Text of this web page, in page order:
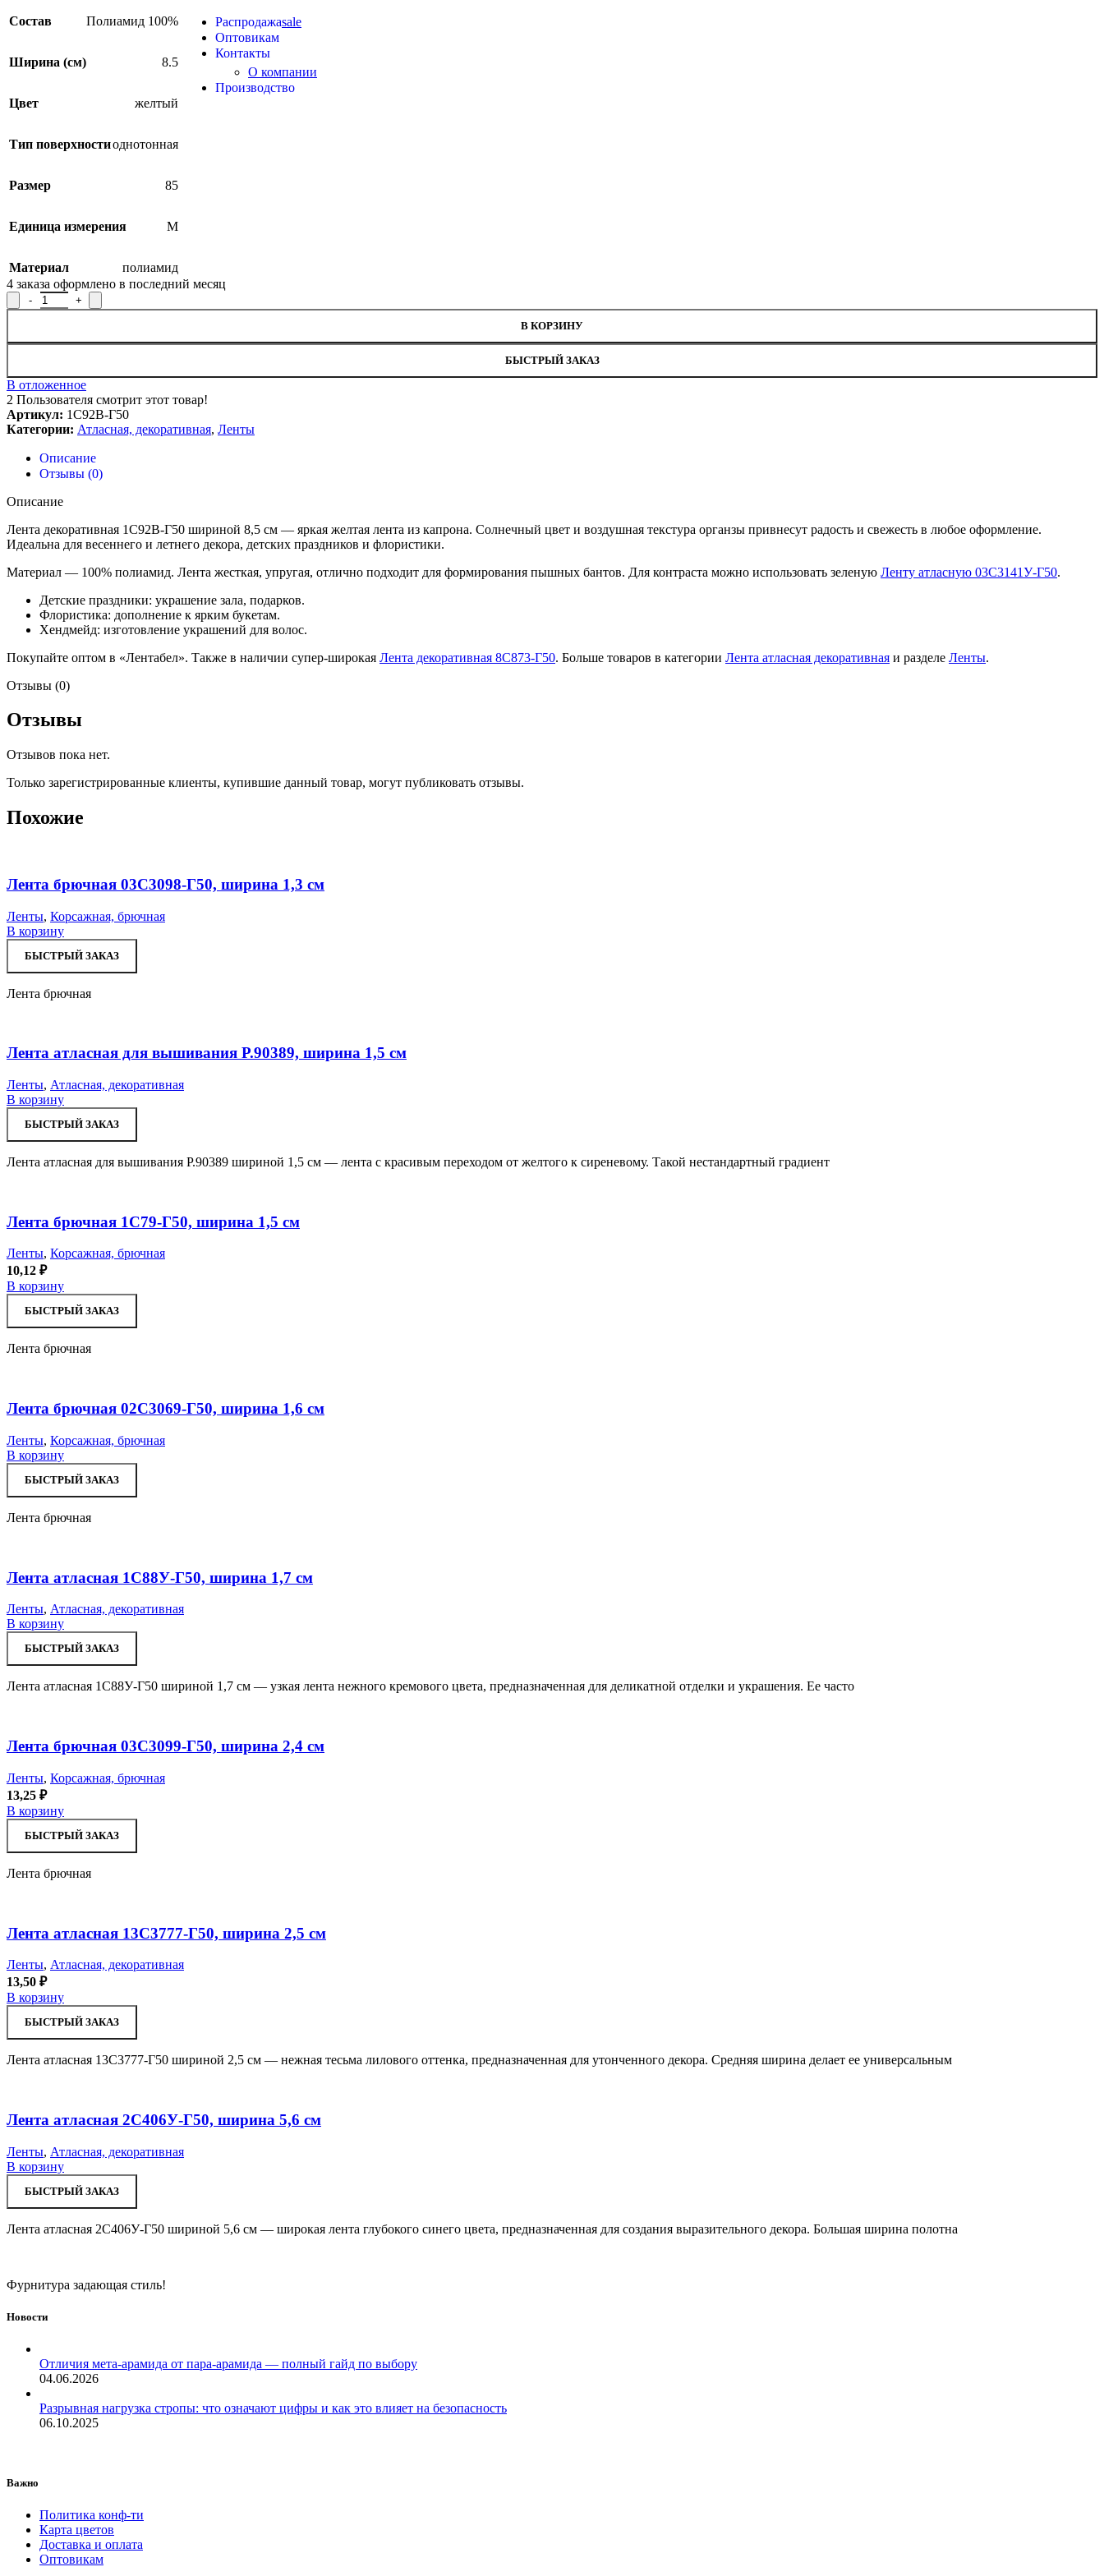
Распродажаsale
Оптовикам
Контакты
О компании
Производство
Состав Полиамид 100%
Ширина (см) 8.5
Цвет желтый
Тип поверхностиоднотонная
Размер 85
Единица измерения М
Материал
полиамид
4 заказа оформлено в последний месяц
Количество товара Лента декоративная 1С92В-Г50, ширина 8,5 см
В КОРЗИНУ
БЫСТРЫЙ ЗАКАЗ
В отложенное
2 Пользователя смотрит этот товар!
Артикул: 1С92В-Г50
Категории: Атласная, декоративная, Ленты
Описание
Отзывы (0)
Описание
Лента декоративная 1С92В-Г50 шириной 8,5 см — яркая желтая лента из капрона. Солнечный цвет и воздушная текстура органзы привнесут радость и свежесть в любое оформление.
Идеальна для весеннего и летнего декора, детских праздников и флористики.
Материал — 100% полиамид. Лента жесткая, упругая, отлично подходит для формирования пышных бантов. Для контраста можно использовать зеленую Ленту атласную 03С3141У-Г50.
Детские праздники: украшение зала, подарков.
Флористика: дополнение к ярким букетам.
Хендмейд: изготовление украшений для волос.
Покупайте оптом в «Лентабел». Также в наличии супер-широкая Лента декоративная 8С873-Г50. Больше товаров в категории Лента атласная декоративная и разделе Ленты.
Отзывы (0)
Отзывы
Отзывов пока нет.
Только зарегистрированные клиенты, купившие данный товар, могут публиковать отзывы.
Похожие
Лента брючная 03С3098-Г50, ширина 1,3 см
Ленты, Корсажная, брючная
В корзину
БЫСТРЫЙ ЗАКАЗ
Лента брючная
Лента атласная для вышивания Р.90389, ширина 1,5 см
Ленты, Атласная, декоративная
В корзину
БЫСТРЫЙ ЗАКАЗ
Лента атласная для вышивания Р.90389 шириной 1,5 см — лента с красивым переходом от желтого к сиреневому. Такой нестандартный градиент
Лента брючная 1С79-Г50, ширина 1,5 см
Ленты, Корсажная, брючная
10,12 ₽
В корзину
БЫСТРЫЙ ЗАКАЗ
Лента брючная
Лента брючная 02С3069-Г50, ширина 1,6 см
Ленты, Корсажная, брючная
В корзину
БЫСТРЫЙ ЗАКАЗ
Лента брючная
Лента атласная 1С88У-Г50, ширина 1,7 см
Ленты, Атласная, декоративная
В корзину
БЫСТРЫЙ ЗАКАЗ
Лента атласная 1С88У-Г50 шириной 1,7 см — узкая лента нежного кремового цвета, предназначенная для деликатной отделки и украшения. Ее часто
Лента брючная 03С3099-Г50, ширина 2,4 см
Ленты, Корсажная, брючная
13,25 ₽
В корзину
БЫСТРЫЙ ЗАКАЗ
Лента брючная
Лента атласная 13С3777-Г50, ширина 2,5 см
Ленты, Атласная, декоративная
13,50 ₽
В корзину
БЫСТРЫЙ ЗАКАЗ
Лента атласная 13С3777-Г50 шириной 2,5 см — нежная тесьма лилового оттенка, предназначенная для утонченного декора. Средняя ширина делает ее универсальным
Лента атласная 2С406У-Г50, ширина 5,6 см
Ленты, Атласная, декоративная
В корзину
БЫСТРЫЙ ЗАКАЗ
Лента атласная 2С406У-Г50 шириной 5,6 см — широкая лента глубокого синего цвета, предназначенная для создания выразительного декора. Большая ширина полотна
Фурнитура задающая стиль!
Новости
Отличия мета-арамида от пара-арамида — полный гайд по выбору
04.06.2026
Разрывная нагрузка стропы: что означают цифры и как это влияет на безопасность
06.10.2025
Важно
Политика конф-ти
Карта цветов
Доставка и оплата
Оптовикам